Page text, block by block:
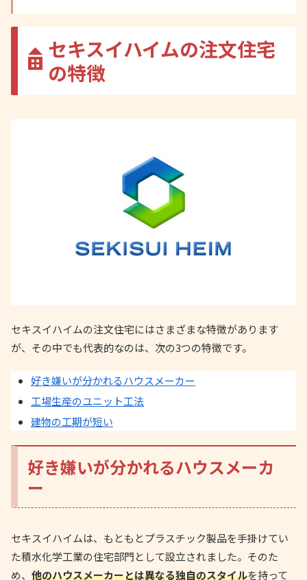
セキスイハイムの注文住宅
の特徴
セキスイハイムの注文住宅にはさまざまな特徴があります
が、その中でも代表的なのは、次の3つの特徴です。
好き嫌いが分かれるハウスメーカー
工場生産のユニット工法
建物の工期が短い
好き嫌いが分かれるハウスメーカ
ー
セキスイハイムは、もともとプラスチック製品を手掛けてい
た積水化学工業の住宅部門として設立されました。そのた
め、 他のハウスメーカーとは異なる独自のスタイルを持って